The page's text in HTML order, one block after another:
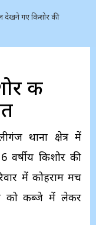
गए किशोर की
की
थाना क्षेत्र में
किशोर की
में कोहराम मच
को कब्जे में लेकर